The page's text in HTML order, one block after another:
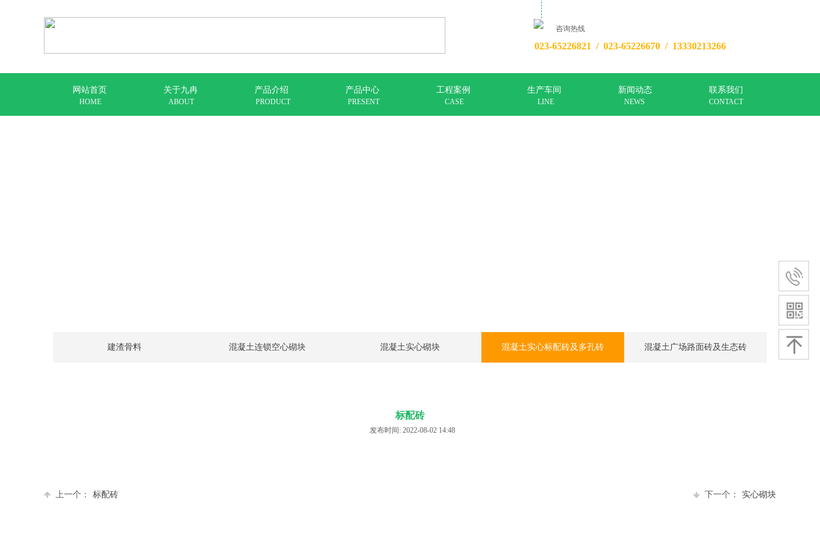
HOME CONTACT
ABOUT PRODUCT
网站首页 关于九冉 产品介绍 产品中心 工程案例 生产车间 新闻动态 联系我们
CASE LINE NEWS
PRESENT
咨询热线
023-65226821 / 023-65226670 / 13330213266
建渣骨料 混凝土连锁空心砌块 混凝土实心砌块 混凝土实心标配砖及多孔砖 混凝土广场路面砖及生态砖
标配砖
发布时间: 2022-08-02 14:48
上一个： 标配砖 下一个： 实心砌块